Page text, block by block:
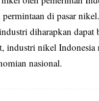
di pasar
diharapkan dapat
industri nikel
nasional.